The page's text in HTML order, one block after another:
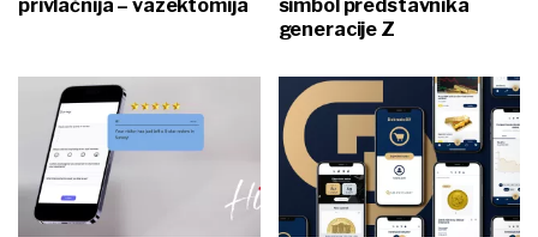
privlačnija – vazektomija
simbol predstavnika
generacije Z